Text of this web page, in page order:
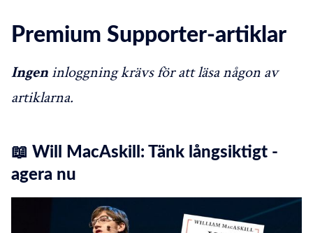
Premium Supporter-artiklar
Ingen inloggning krävs för att läsa någon av
artiklarna.
📖 Will MacAskill: Tänk långsiktigt -
agera nu